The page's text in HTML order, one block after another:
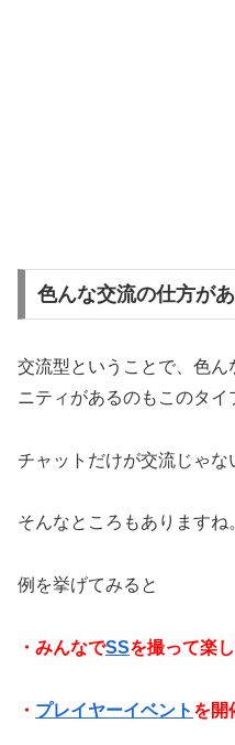
色んな交流の仕方が
交流型ということで、色ん
ニティがあるのもこのタイ
チャットだけが交流じゃな
そんなところもありますね
例を挙げてみると
・みんなでSSを撮って楽
・ プレイヤーイベント を開